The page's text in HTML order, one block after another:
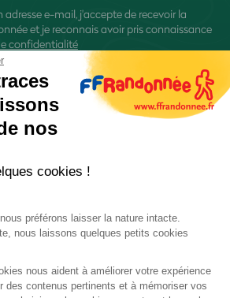
e-mail, j'accepte de recevoir la
et je reconnais avoir pris connaissance
confidentialité
des données
nos
cookies !
préférons laisser la nature intacte.
nous laissons quelques petits cookies
nous aident à améliorer votre expérience
des contenus pertinents et à mémoriser vos